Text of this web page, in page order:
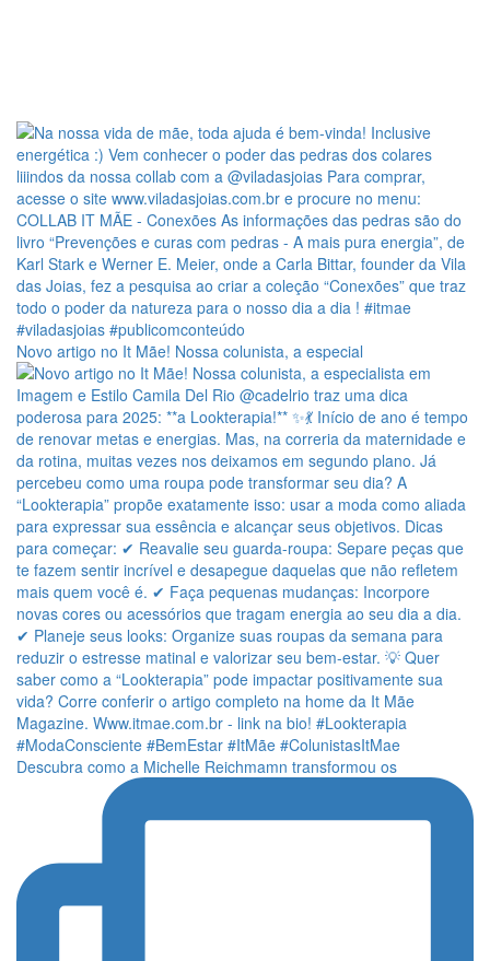
Novo artigo no It Mãe! Nossa colunista, a especial
Descubra como a Michelle Reichmamn transformou os